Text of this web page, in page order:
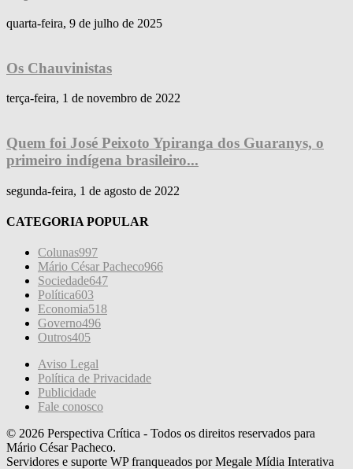
quarta-feira, 9 de julho de 2025
Os Chauvinistas
terça-feira, 1 de novembro de 2022
Quem foi José Peixoto Ypiranga dos Guaranys, o
primeiro indígena brasileiro...
segunda-feira, 1 de agosto de 2022
CATEGORIA POPULAR
Colunas997
Mário César Pacheco966
Sociedade647
Política603
Economia518
Governo496
Outros405
Aviso Legal
Política de Privacidade
Publicidade
Fale conosco
© 2026 Perspectiva Crítica - Todos os direitos reservados para
Mário César Pacheco.
Servidores e suporte WP franqueados por Megale Mídia Interativa